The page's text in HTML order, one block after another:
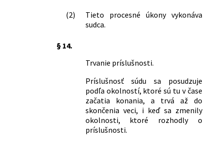
(2)
Tieto procesné úkony vykonáva
sudca.
§ 14.
Trvanie príslušnosti.
Príslušnosť súdu sa posudzuje
podľa okolností, ktoré sú tu v čase
začatia konania, a trvá až do
skončenia veci, i keď sa zmenily
okolnosti, ktoré rozhodly o
príslušnosti.